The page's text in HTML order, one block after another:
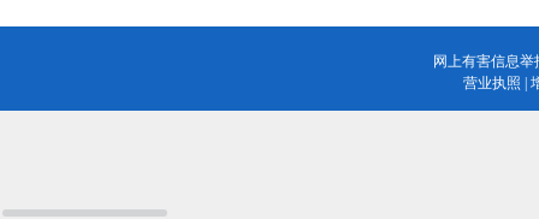
网上有害信息
营业执照